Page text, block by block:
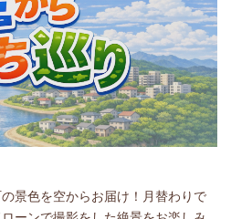
景色を空からお届け！月替わりで